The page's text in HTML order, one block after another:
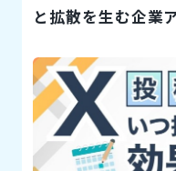
と拡散を生む企業